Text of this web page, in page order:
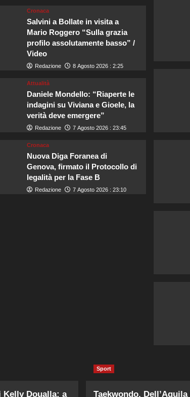
Cronaca
Salvini a Bollate in visita a
Mario Roggero “Sulla grazia
profilo assolutamente basso” /
Video
Redazione 8 Agosto 2026 : 2:25
Attualità
Daniele Mondello: “Riaperte le
indagini su Viviana e Gioele, la
verità deve emergere”
Redazione 7 Agosto 2026 : 23:45
Cronaca
Nuova Diga Foranea di
Genova, firmato il Protocollo di
legalità per la Fase B
Redazione 7 Agosto 2026 : 23:10
Kelly Doualla: a
Sport
Taekwondo, Dell’Aquila